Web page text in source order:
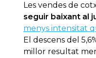
Les vendes de
seguir baixant al
menys intensitat
El descens del
millor resultat